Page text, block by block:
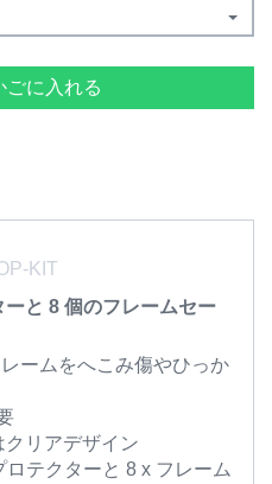
ごに入れる
KIT
と 8 個のフレームセー
ームをへこみ傷やひっか
クリアデザイン
テクターと 8 x フレーム